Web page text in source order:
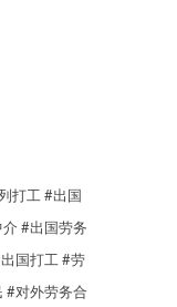
打工 #出国
#出国劳务
国打工 #劳
#对外劳务合